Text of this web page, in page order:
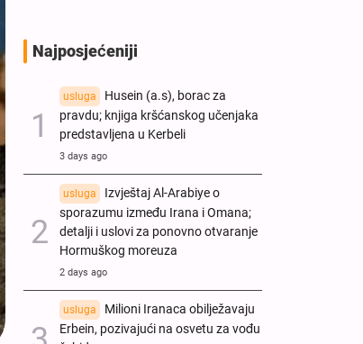
Najposjećeniji
usluga
Husein (a.s), borac za
pravdu; knjiga kršćanskog učenjaka
predstavljena u Kerbeli
3 days ago
usluga
Izvještaj Al-Arabiye o
sporazumu između Irana i Omana;
detalji i uslovi za ponovno otvaranje
Hormuškog moreuza
2 days ago
usluga
Milioni Iranaca obilježavaju
Erbein, pozivajući na osvetu za vođu